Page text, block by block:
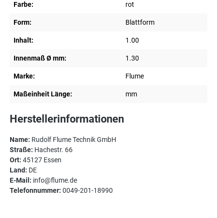
Farbe: rot
Form: Blattform
Inhalt: 1.00
Innenmaß Ø mm: 1.30
Marke: Flume
Maßeinheit Länge: mm
Herstellerinformationen
Name: Rudolf Flume Technik GmbH
Straße: Hachestr. 66
Ort: 45127 Essen
Land: DE
E-Mail: info@flume.de
Telefonnummer: 0049-201-18990